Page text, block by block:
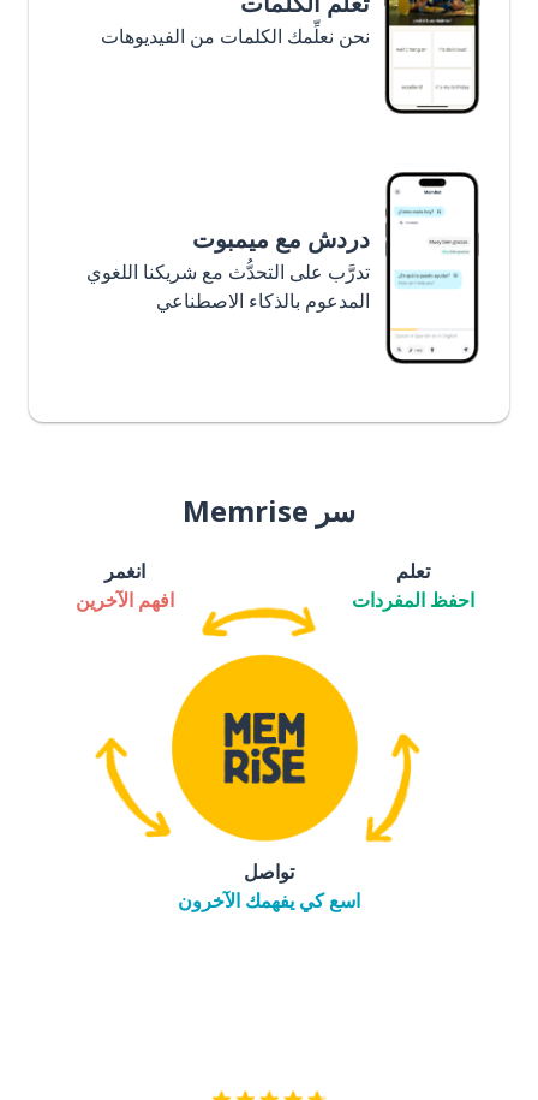
نحن نعلِّمك الكلمات من الفيديوهات
دردش مع ميمبوت
تدرَّب على التحدُّث مع شريكنا اللغوي
المدعوم بالذكاء الاصطناعي
سر Memrise
تعلم
احفظ المفردات
انغمر
افهم الآخرين
تواصل
اسع كي يفهمك الآخرون